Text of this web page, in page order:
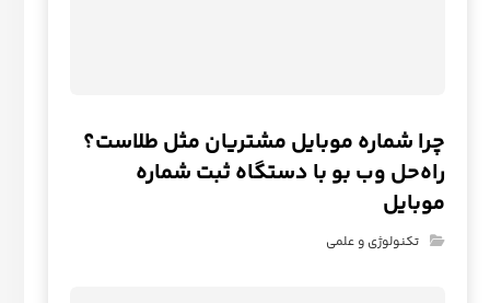
چرا شماره موبایل مشتریان مثل طلاست؟
راه‌حل وب‌ بو با دستگاه ثبت شماره
موبایل
تکنولوژی و علمی